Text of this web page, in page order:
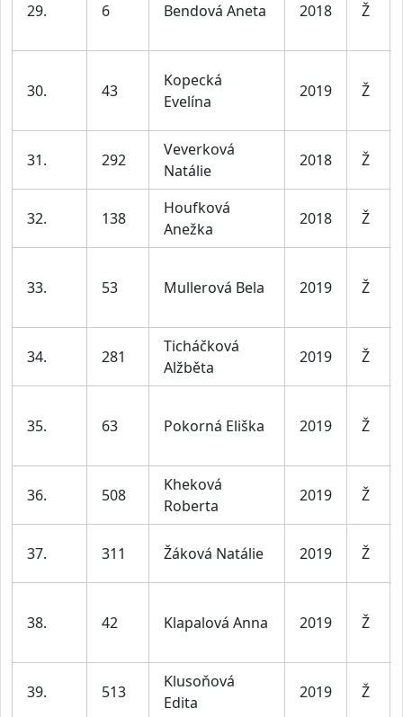
29. 6 Bendová Aneta 2018 Ž
30. 43
Kopecká
Evelína
2019 Ž
31. 292
Veverková
Natálie
2018 Ž
32. 138
Houfková
Anežka
2018 Ž
33. 53 Mullerová Bela 2019 Ž
34. 281
Ticháčková
Alžběta
2019 Ž
35. 63 Pokorná Eliška 2019 Ž
36. 508
Kheková
Roberta
2019 Ž
37. 311 Žáková Natálie 2019 Ž
38. 42 Klapalová Anna 2019 Ž
39. 513
Klusoňová
Edita
2019 Ž